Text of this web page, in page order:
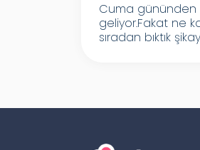
Cuma gününden
geliyor.Fakat ne
sıradan bıktık